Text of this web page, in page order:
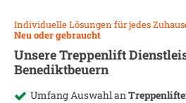
Individuelle Lösungen für jedes
Neu oder gebraucht
Unsere Treppenlift
Benediktbeuern
Umfang Auswahl an